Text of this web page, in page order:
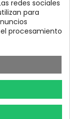
el vino a tu
redes sociales
para
procesamiento